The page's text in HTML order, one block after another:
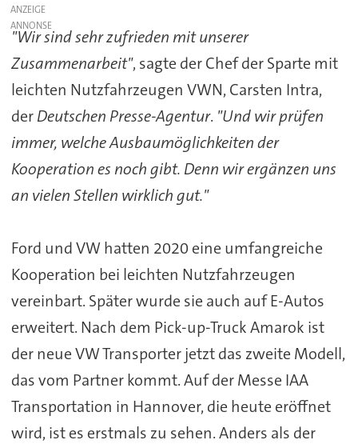
ANZEIGE
"Wir sind sehr zufrieden mit unserer
Zusammenarbeit", sagte der Chef der Sparte mit
leichten Nutzfahrzeugen VWN, Carsten Intra,
derDeutschen Presse-Agentur. "Und wir prüfen
immer, welche Ausbaumöglichkeiten der
Kooperation es noch gibt. Denn wir ergänzen uns
an vielen Stellen wirklich gut."
Ford und VW hatten 2020 eine umfangreiche
Kooperation bei leichten Nutzfahrzeugen
vereinbart. Später wurde sie auch auf E-Autos
erweitert. Nach dem Pick-up-Truck Amarok ist
der neue VW Transporter jetzt das zweite Modell,
das vom Partner kommt. Auf der Messe IAA
Transportation in Hannover, die heute eröffnet
wird, ist es erstmals zu sehen. Anders als der